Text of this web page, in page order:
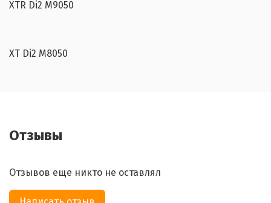
XTR Di2 M9050
XT Di2 M8050
Отзывы
Отзывов еще никто не оставлял